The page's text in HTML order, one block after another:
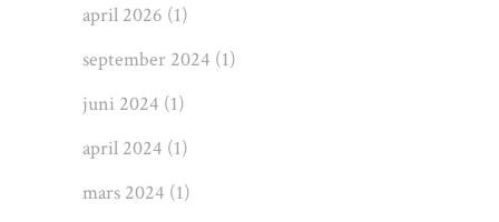
april 2026 (1)
september 2024 (1)
juni 2024 (1)
april 2024 (1)
mars 2024 (1)